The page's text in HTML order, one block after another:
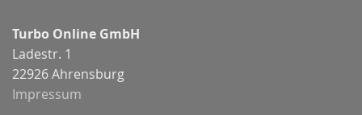
Turbo Online GmbH
Ladestr. 1
22926 Ahrensburg
Impressum